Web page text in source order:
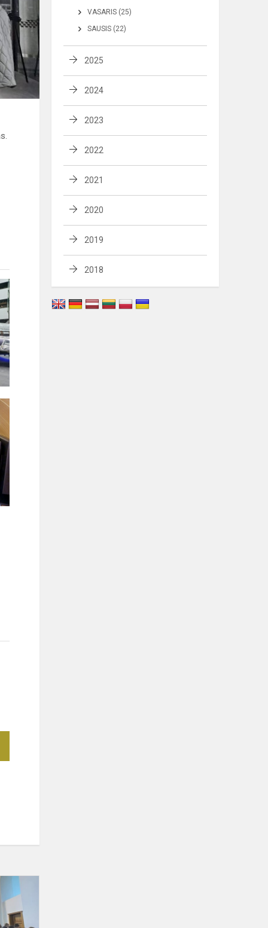
VASARIS (25)
SAUSIS (22)
2025
2024
2023
2022
2021
2020
2019
2018